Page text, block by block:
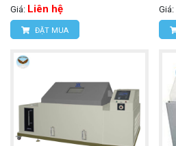
Giá: Liên hệ
ĐẶT MUA
Giá: